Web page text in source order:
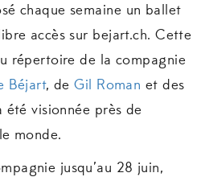
chaque semaine un ballet
accès sur bejart.ch. Cette
répertoire de la compagnie
Béjart, deGil Roman et des
été visionnée près de
monde.
jusqu’au 28 juin,